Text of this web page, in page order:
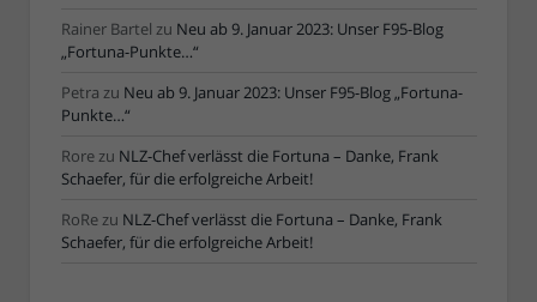
Rainer Bartel zu Neu ab 9. Januar 2023: Unser F95-Blog
„Fortuna-Punkte…“
Petra zu Neu ab 9. Januar 2023: Unser F95-Blog „Fortuna-
Punkte…“
Rorezu NLZ-Chef verlässt die Fortuna – Danke, Frank
Schaefer, für die erfolgreiche Arbeit!
RoRezu NLZ-Chef verlässt die Fortuna – Danke, Frank
Schaefer, für die erfolgreiche Arbeit!